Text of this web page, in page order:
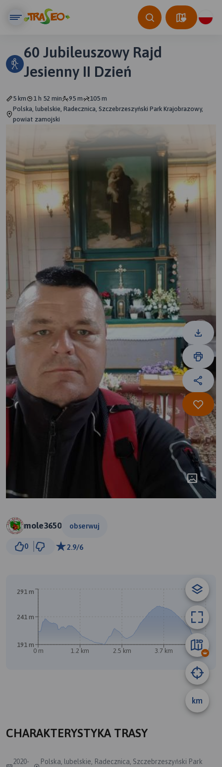
60 Jubileuszowy Rajd
Jesienny II Dzień
5 km 1 h 52 min 95 m
105 m
Polska, lubelskie, Radecznica, Szczebrzeszyński Park Krajobrazowy,
powiat zamojski
mole3650 obserwuj
0 2.9/6
B
km
0 m 1.2 km 2.5 km 3.7 km 5 km
191 m
241 m
291 m
CHARAKTERYSTYKA TRASY
2020-
Polska, lubelskie, Radecznica, Szczebrzeszyński Park